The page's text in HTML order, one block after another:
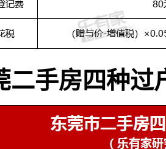
二手房四种过